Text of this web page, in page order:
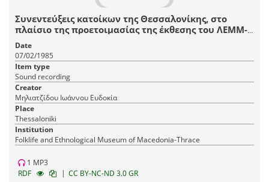
Συνεντεύξεις κατοίκων της Θεσσαλονίκης, στο
πλαίσιο της προετοιμασίας της έκθεσης του ΛΕΜΜ-
Θ "Αστικό Σπίτι Θεσσαλονίκης, 1880-1912".
Date
07/02/1985
Item type
Sound recording
Creator
Μηλιατζίδου Ιωάννου Ευδοκία
Place
Thessaloniki
Institution
Fοlklife and Ethnological Museum of Macedonia-Thrace
1 MP3
RDF
| CC BY-NC-ND 3.0 GR